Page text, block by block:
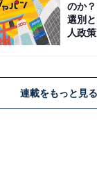
のか
選別
人政策
連載をもっと見る